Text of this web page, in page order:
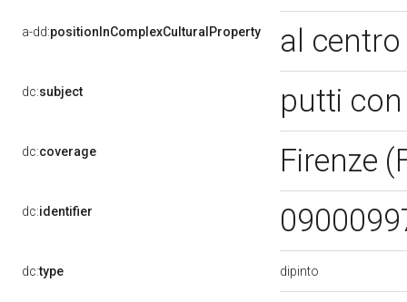
a-dd:positionInComplexCulturalProperty al
dc:subject putti
dc:coverage Firenze
dc:identifier
dc:type dipinto